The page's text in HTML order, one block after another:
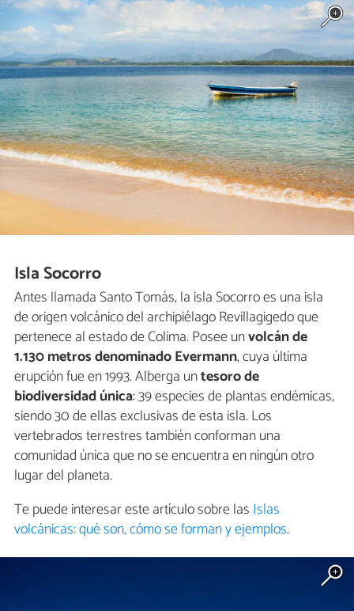
Isla Socorro
Antes llamada Santo Tomás, la isla Socorro es una isla
de origen volcánico del archipiélago Revillagigedo que
pertenece al estado de Colima. Posee unvolcán de
1.130 metros denominado Evermann, cuya última
erupción fue en 1993. Alberga untesoro de
biodiversidad única: 39 especies de plantas endémicas,
siendo 30 de ellas exclusivas de esta isla. Los
vertebrados terrestres también conforman una
comunidad única que no se encuentra en ningún otro
lugar del planeta.
Te puede interesar este artículo sobre las Islas
volcánicas: qué son, cómo se forman y ejemplos.